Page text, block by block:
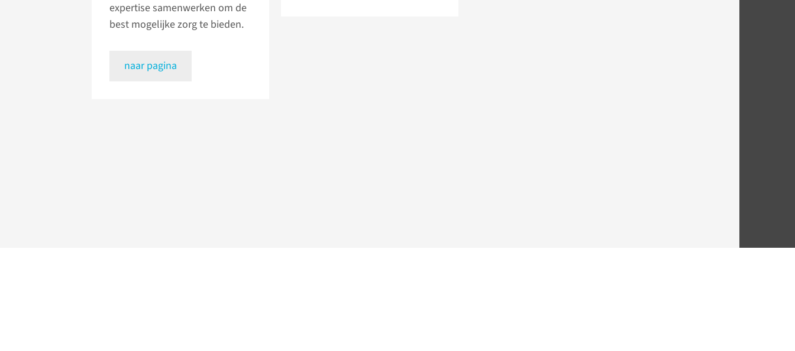
expertise samenwerken om de
best mogelijke zorg te bieden.
naar pagina